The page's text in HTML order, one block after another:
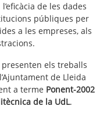
de les dades
públiques per
a les empreses, als
els treballs
de Lleida
a terme Ponent-2002
de la UdL.